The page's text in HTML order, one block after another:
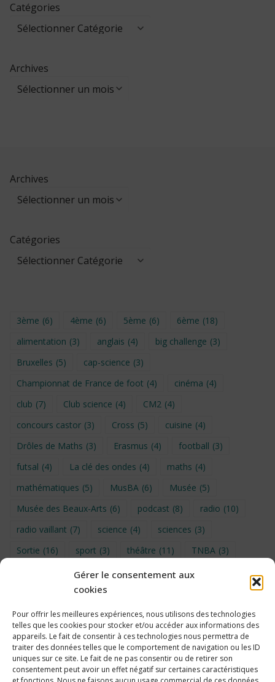
Gérer le consentement aux
cookies
Pour offrir les meilleures expériences, nous utilisons des technologies
telles que les cookies pour stocker et/ou accéder aux informations des
appareils. Le fait de consentir à ces technologies nous permettra de
traiter des données telles que le comportement de navigation ou les ID
uniques sur ce site. Le fait de ne pas consentir ou de retirer son
consentement peut avoir un effet négatif sur certaines caractéristiques
Catégories
Archives
Archives
Catégories
3ème (6) 4ème (6) 5ème (6) 6ème (18)
alimentation (3) anglais (4) big challenge (3)
Bruxelles (5) cap-science (3)
Championnat de France de foot (4) cinéma (4)
club (7) Club science (4) CM2 (4)
concours castor (3) Cross (5) cuisine (4)
Drôles de Maths (3) Erasmus (4) football (3)
futsal (4) La clé des ondes (4) maths (4)
mathématiques (5) MusBA (6) Musée (5)
Musée des Beaux-Arts (6) podcast (8) radio (10)
radio vaillant (7) science (4) sciences (3)
Sortie (16) sport (3) théâtre (11) TNBA (3)
UNSS (9) upe2a (7) vidéo
Voyage en provence 2026
Voyage à Bruxelles 2024 (4) Wahid Chakib (4)
éco-délégués (7)